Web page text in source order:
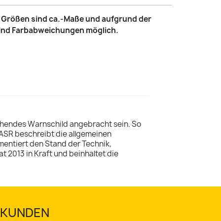
sind ca.-Maße und aufgrund der
Farbabweichungen möglich.
Warnschild angebracht sein. So
beschreibt die allgemeinen
den Stand der Technik,
2013 in Kraft und beinhaltet die